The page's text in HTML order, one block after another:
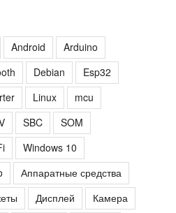
Android
Arduino
Debian
Esp32
Linux
mcu
SBC
SOM
Windows 10
Аппаратные средства
Дисплей
Камера